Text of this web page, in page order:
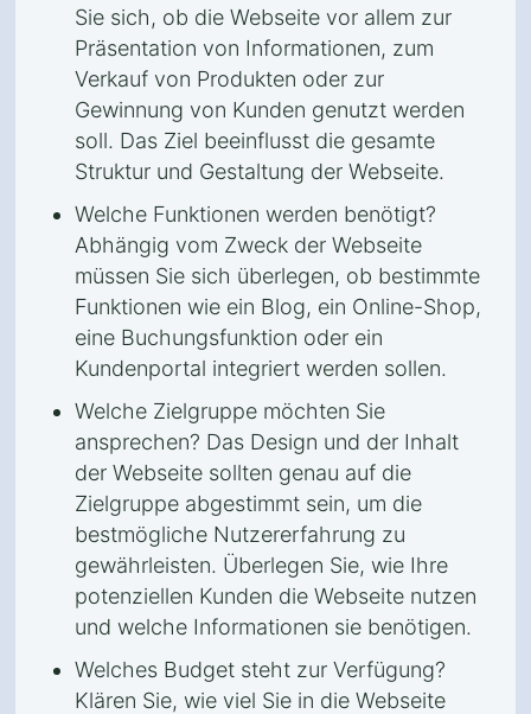
Sie sich, ob die Webseite vor allem zur
Präsentation von Informationen, zum
Verkauf von Produkten oder zur
Gewinnung von Kunden genutzt werden
soll. Das Ziel beeinflusst die gesamte
Struktur und Gestaltung der Webseite.
Welche Funktionen werden benötigt?
Abhängig vom Zweck der Webseite
müssen Sie sich überlegen, ob bestimmte
Funktionen wie ein Blog, ein Online-Shop,
eine Buchungsfunktion oder ein
Kundenportal integriert werden sollen.
Welche Zielgruppe möchten Sie
ansprechen? Das Design und der Inhalt
der Webseite sollten genau auf die
Zielgruppe abgestimmt sein, um die
bestmögliche Nutzererfahrung zu
gewährleisten. Überlegen Sie, wie Ihre
potenziellen Kunden die Webseite nutzen
und welche Informationen sie benötigen.
Welches Budget steht zur Verfügung?
Klären Sie, wie viel Sie in die Webseite